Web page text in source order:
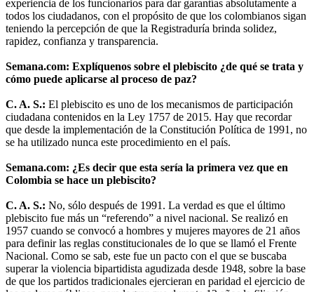
experiencia de los funcionarios para dar garantías absolutamente a
todos los ciudadanos, con el propósito de que los colombianos sigan
teniendo la percepción de que la Registraduría brinda solidez,
rapidez, confianza y transparencia.
Semana.com: Explíquenos sobre el plebiscito ¿de qué se trata y
cómo puede aplicarse al proceso de paz?
C. A. S.: El plebiscito es uno de los mecanismos de participación
ciudadana contenidos en la Ley 1757 de 2015. Hay que recordar
que desde la implementación de la Constitución Política de 1991, no
se ha utilizado nunca este procedimiento en el país.
Semana.com: ¿Es decir que esta sería la primera vez que en
Colombia se hace un plebiscito?
C. A. S.: No, sólo después de 1991. La verdad es que el último
plebiscito fue más un “referendo” a nivel nacional. Se realizó en
1957 cuando se convocó a hombres y mujeres mayores de 21 años
para definir las reglas constitucionales de lo que se llamó el Frente
Nacional. Como se sab, este fue un pacto con el que se buscaba
superar la violencia bipartidista agudizada desde 1948, sobre la base
de que los partidos tradicionales ejercieran en paridad el ejercicio de